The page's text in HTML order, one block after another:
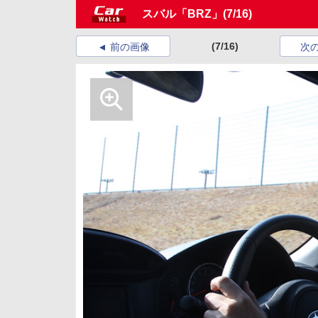
スバル「BRZ」 (7/16)
前の画像 (7/16) 次